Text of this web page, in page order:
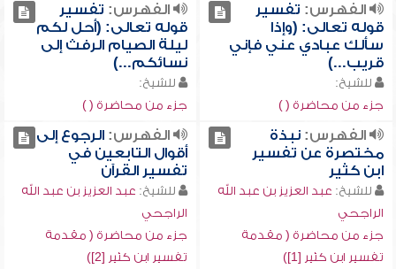
الفهرس: تفسير
قوله تعالى: (وإذا
سألك عبادي عني فإني
قريب...)
للشيخ:
جزء من محاضرة ( )
الفهرس: تفسير
قوله تعالى: (أحل لكم
ليلة الصيام الرفث إلى
نسائكم...)
للشيخ:
جزء من محاضرة ( )
الفهرس:نبذة
مختصرة عن تفسير
ابن كثير
للشيخ: عبد العزيز بن عبد الله
الراجحي
جزء من محاضرة ( مقدمة
تفسير ابن كثير [1])
الفهرس:الرجوع إلى
أقوال التابعين في
تفسير القرآن
للشيخ: عبد العزيز بن عبد الله
الراجحي
جزء من محاضرة ( مقدمة
تفسير ابن كثير [2])